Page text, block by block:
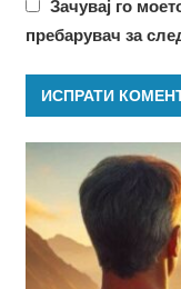
Зачувај го
пребарувач за